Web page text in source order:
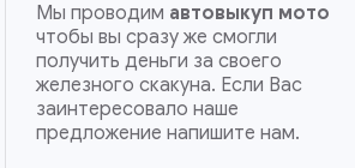
Мы проводим автовыкуп мото
чтобы вы сразу же смогли
получить деньги за своего
железного скакуна. Если Вас
заинтересовало наше
предложение напишите нам.